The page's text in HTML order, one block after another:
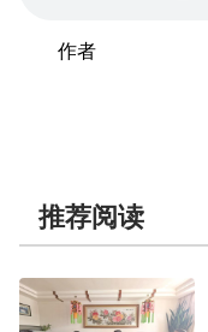
作者
推荐阅读